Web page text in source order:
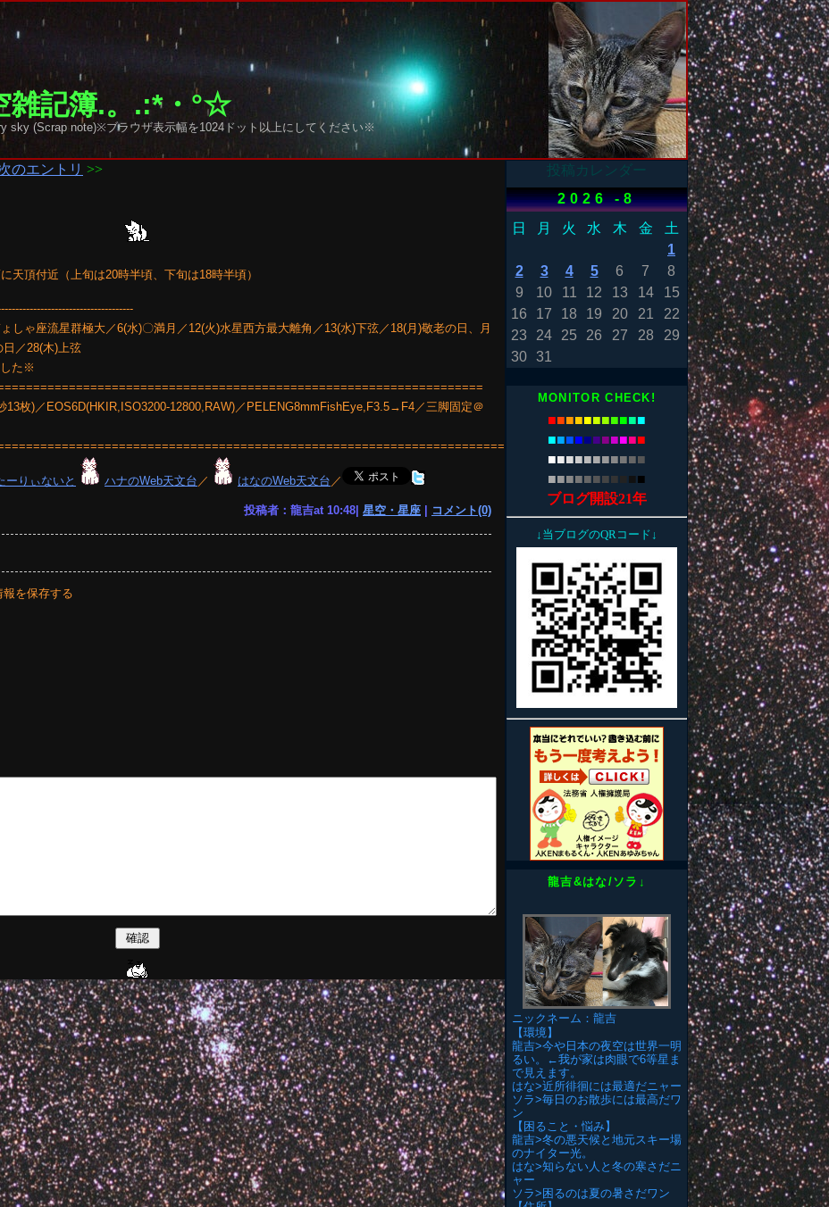
雑記簿.。.:*・°☆
sky (Scrap note)※ブラウザ表示幅を1024ドット以上にしてください※
のエントリ >>
天頂付近（上旬は20時半頃、下旬は18時半頃）
しゃ座流星群極大／6(水)〇満月／12(火)水星西方最大離角／13(水)下弦／18(月)敬老の日、月
／28(木)上弦
した※
13枚)／EOS6D(HKIR,ISO3200-12800,RAW)／PELENG8mmFishEye,F3.5→F4／三脚固定＠
ーりぃないと ハナのWeb天文台 ／ はなのWeb天文台 ／
投稿者：龍吉at 10:48| 星空・星座 コメント(0)
報を保存する
投稿カレンダー
2026 -8
日
月 火 水 木 金
土
1
2
3 4 5 6 7
8
9
10 11 12 13 14
15
16
17 18 19 20 21
22
23
24 25 26 27 28
29
30 31
MONITOR CHECK!
■■■■■■■■■■■
■■■■■■■■■■■
■■■■■■■■■■■
■■■■■■■■ ■■
ブログ開設21年
↓当ブログのQRコード↓
龍吉&はな/ソラ↓
ニックネーム：龍吉
【環境】
龍吉>今や日本の夜空は世界一明
るい。←我が家は肉眼で6等星ま
で見えます。
はな>近所徘徊には最適だニャー
ソラ>毎日のお散歩には最高だワ
ン
【困ること・悩み】
龍吉>冬の悪天候と地元スキー場
のナイター光。
はな>知らない人と冬の寒さだニ
ャー
ソラ>困るのは夏の暑さだワン